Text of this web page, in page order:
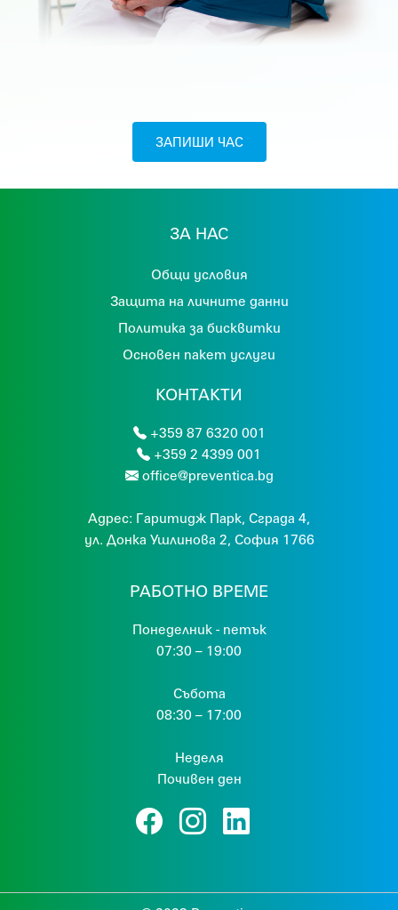
ЗАПИШИ ЧАС
ЗА НАС
Общи условия
Защита на личните данни
Политика за бисквитки
Основен пакет услуги
КОНТАКТИ
+359 87 6320 001
+359 2 4399 001
office@preventica.bg
Адрес: Гaритидж Парк, Сграда 4,
ул. Донка Ушлинова 2, София 1766
РАБОТНО ВРЕМЕ
Понеделник - петък
07:30 – 19:00
Събота
08:30 – 17:00
Неделя
Почивен ден